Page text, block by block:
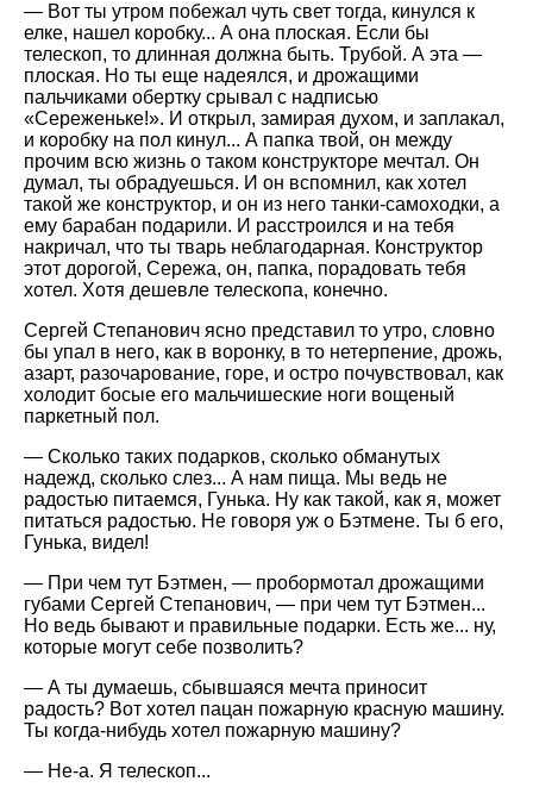
— Вот ты утром побежал чуть свет тогда, кинулся к
елке, нашел коробку... А она плоская. Если бы
телескоп, то длинная должна быть. Трубой. А эта —
плоская. Но ты еще надеялся, и дрожащими
пальчиками обертку срывал с надписью
«Сереженьке!». И открыл, замирая духом, и заплакал,
и коробку на пол кинул... А папка твой, он между
прочим всю жизнь о таком конструкторе мечтал. Он
думал, ты обрадуешься. И он вспомнил, как хотел
такой же конструктор, и он из него танки-самоходки, а
ему барабан подарили. И расстроился и на тебя
накричал, что ты тварь неблагодарная. Конструктор
этот дорогой, Сережа, он, папка, порадовать тебя
хотел. Хотя дешевле телескопа, конечно.
Сергей Степанович ясно представил то утро, словно
бы упал в него, как в воронку, в то нетерпение, дрожь,
азарт, разочарование, горе, и остро почувствовал, как
холодит босые его мальчишеские ноги вощеный
паркетный пол.
— Сколько таких подарков, сколько обманутых
надежд, сколько слез... А нам пища. Мы ведь не
радостью питаемся, Гунька. Ну как такой, как я, может
питаться радостью. Не говоря уж о Бэтмене. Ты б его,
Гунька, видел!
— При чем тут Бэтмен, — пробормотал дрожащими
губами Сергей Степанович, — при чем тут Бэтмен...
Но ведь бывают и правильные подарки. Есть же... ну,
которые могут себе позволить?
— А ты думаешь, сбывшаяся мечта приносит
радость? Вот хотел пацан пожарную красную машину.
Ты когда-нибудь хотел пожарную машину?
— Не-а. Я телескоп...